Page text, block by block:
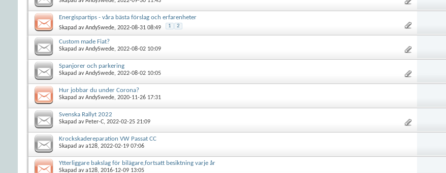
Energispartips - våra bästa förslag och erfarenheter
Skapad avAndySwede, 2022-08-31 08:49 1 2
Custom made Fiat?
Skapad avAndySwede, 2022-08-02 10:09
Spanjorer och parkering
Skapad avAndySwede, 2022-08-02 10:05
Hur jobbar du under Corona?
Skapad avAndySwede, 2020-11-26 17:31
Svenska Rallyt 2022
Skapad av Peter-C, 2022-02-25 21:09
Krockskadereparation VW Passat CC
Skapad ava128, 2022-02-19 07:06
Ytterliggare bakslag för bilägare,fortsatt besiktning varje år
Skapad ava128, 2016-12-09 13:05